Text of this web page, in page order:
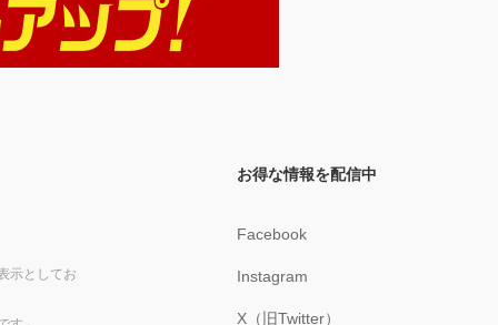
示としてお
お得な情報を配信中
Facebook
Instagram
X（旧Twitter）